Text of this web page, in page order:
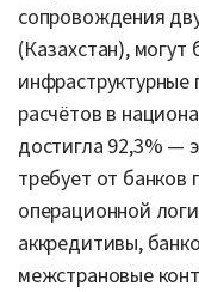
сопровождения
(Казахстан), могут
расчётов в
достигла 92,3% —
требует от
операционной
аккредитивы,
межстрановые